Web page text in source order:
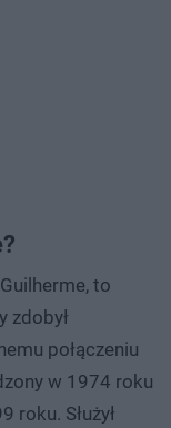
to
zdobył
połączeniu
w 1974 roku
roku. Służył